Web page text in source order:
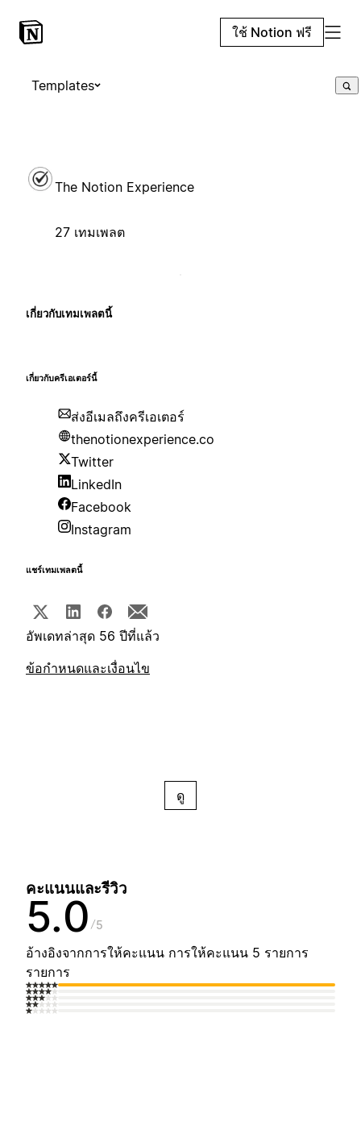
ใช้ Notion ฟรี
Templates
The Notion Experience
27 เทมเพลต
เกี่ยวกับเทมเพลตนี้
เกี่ยวกับครีเอเตอร์นี้
ส่งอีเมลถึงครีเอเตอร์
thenotionexperience.co
Twitter
LinkedIn
Facebook
Instagram
แชร์เทมเพลตนี้
อัพเดทล่าสุด 56 ปีที่แล้ว
ข้อกำหนดและเงื่อนไข
ดู
คะแนนและรีวิว
5.0 5
อ้างอิงจากการให้คะแนน การให้คะแนน 5 รายการ
รายการ